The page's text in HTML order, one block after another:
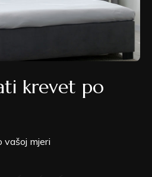
krevet po
vašoj mjeri